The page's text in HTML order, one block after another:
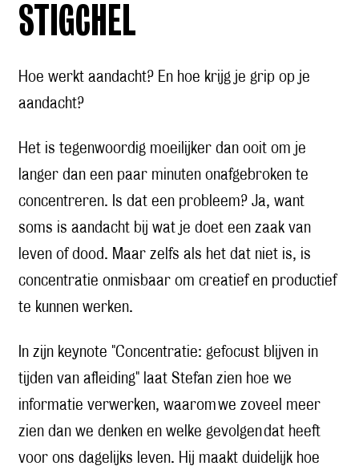
STIGCHEL
Hoe werkt aandacht? En hoe krijg je grip op je
aandacht?
Het is tegenwoordig moeilijker dan ooit om je
langer dan een paar minuten onafgebroken te
concentreren. Is dat een probleem? Ja, want
soms is aandacht bij wat je doet een zaak van
leven of dood. Maar zelfs als het dat niet is, is
concentratie onmisbaar om creatief en productief
te kunnen werken.
In zijn keynote "Concentratie: gefocust blijven in
tijden van afleiding" laat Stefan zien hoe we
informatie verwerken, waarom we zoveel meer
zien dan we denken en welke gevolgen dat heeft
voor ons dagelijks leven. Hij maakt duidelijk hoe